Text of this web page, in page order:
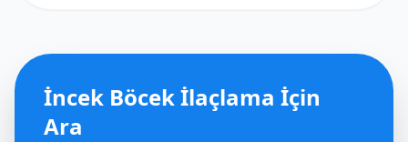
İncek Böcek İlaçlama İçin
Ara